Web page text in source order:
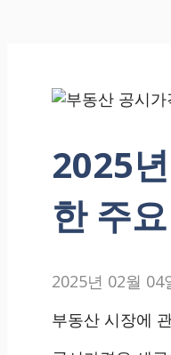
2025
한 주
2025년 02월 04
부동산 시장에